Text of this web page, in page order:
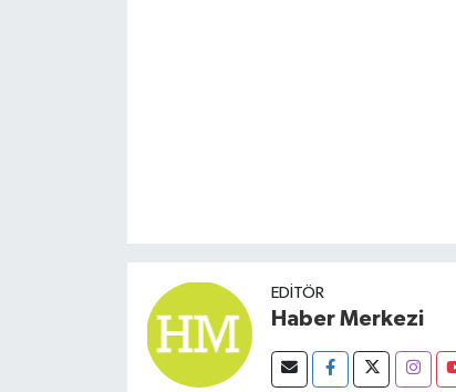
EDITÖR
Haber Merkezi